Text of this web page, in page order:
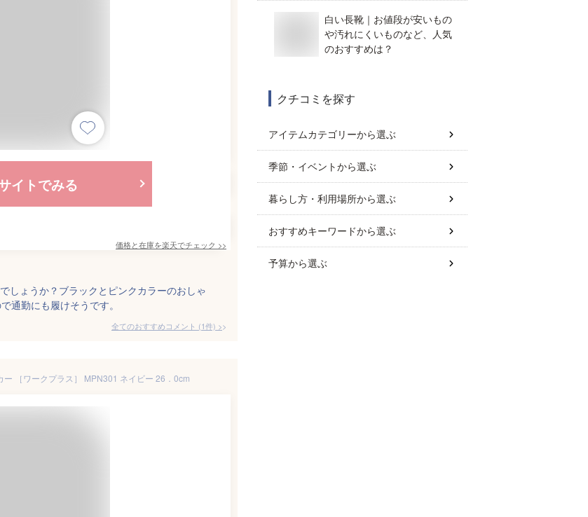
イトでみる
価格と在庫を楽天でチェック >>
しょうか？ブラックとピンクカラーのおしゃ
通勤にも履けそうです。
全てのおすすめコメント (1件) >
［ワークプラス］ MPN301 ネイビー 26．0cm
白い長靴｜お値段が安いもの
や汚れにくいものなど、人気
のおすすめは？
クチコミを探す
アイテムカテゴリーから選ぶ
季節・イベントから選ぶ
暮らし方・利用場所から選ぶ
おすすめキーワードから選ぶ
予算から選ぶ